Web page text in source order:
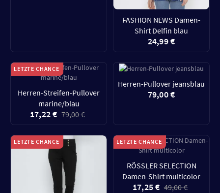
FASHION NEWS Damen-
Shirt Delfin blau
24,99 €
LETZTE CHANCE
Herren-Streifen-Pullover
marine/blau
17,22 € 79,00 €
Herren-Pullover jeansblau
79,00 €
LETZTE CHANCE LETZTE CHANCE
RÖSSLER SELECTION
Damen-Shirt multicolor
17,25 € 49,00 €